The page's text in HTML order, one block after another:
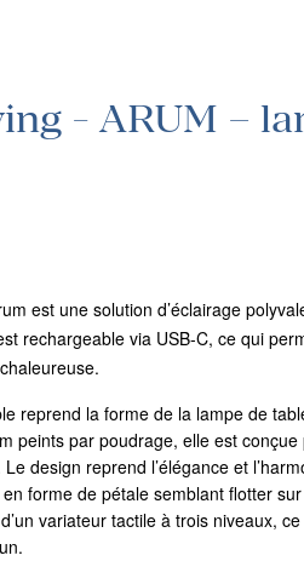
- ARUM –
est une solution d’éclairage
rechargeable via USB-C, ce qui
reprend la forme de la lampe de
peints par poudrage, elle est
design reprend l’élégance et
en forme de pétale semblant flotter
variateur tactile à trois niveaux,